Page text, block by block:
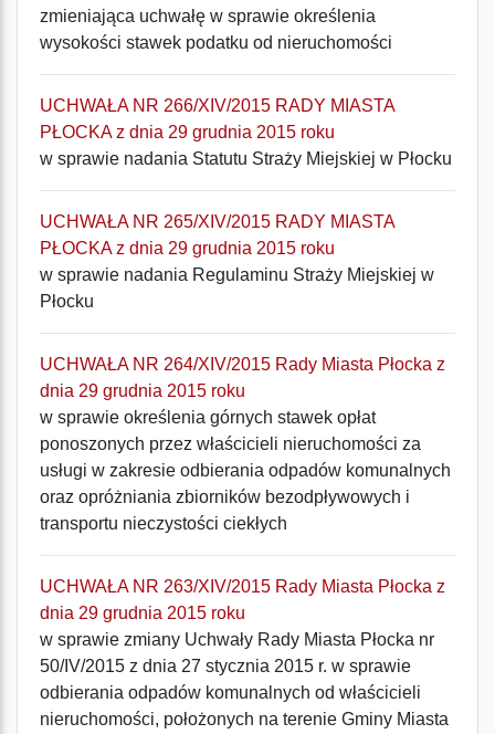
zmieniająca uchwałę w sprawie określenia
wysokości stawek podatku od nieruchomości
UCHWAŁA NR 266/XIV/2015 RADY MIASTA
PŁOCKA z dnia 29 grudnia 2015 roku
w sprawie nadania Statutu Straży Miejskiej w Płocku
UCHWAŁA NR 265/XIV/2015 RADY MIASTA
PŁOCKA z dnia 29 grudnia 2015 roku
w sprawie nadania Regulaminu Straży Miejskiej w
Płocku
UCHWAŁA NR 264/XIV/2015 Rady Miasta Płocka z
dnia 29 grudnia 2015 roku
w sprawie określenia górnych stawek opłat
ponoszonych przez właścicieli nieruchomości za
usługi w zakresie odbierania odpadów komunalnych
oraz opróżniania zbiorników bezodpływowych i
transportu nieczystości ciekłych
UCHWAŁA NR 263/XIV/2015 Rady Miasta Płocka z
dnia 29 grudnia 2015 roku
w sprawie zmiany Uchwały Rady Miasta Płocka nr
50/IV/2015 z dnia 27 stycznia 2015 r. w sprawie
odbierania odpadów komunalnych od właścicieli
nieruchomości, położonych na terenie Gminy Miasta